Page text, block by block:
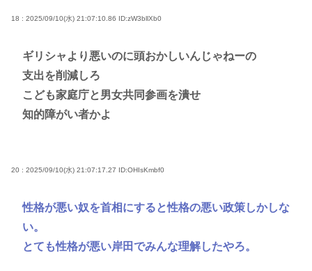
18 : 2025/09/10(水) 21:07:10.86 ID:zW3bllXb0
ギリシャより悪いのに頭おかしいんじゃねーの
支出を削減しろ
こども家庭庁と男女共同参画を潰せ
知的障がい者かよ
20 : 2025/09/10(水) 21:07:17.27 ID:OHIsKmbf0
性格が悪い奴を首相にすると性格の悪い政策しかしな
い。
とても性格が悪い岸田でみんな理解したやろ。